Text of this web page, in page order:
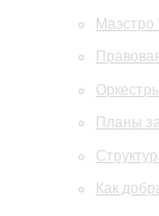
Маэстро
Планы
Как